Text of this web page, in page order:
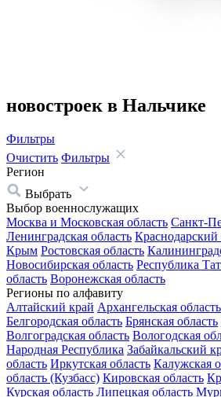
новостроек в Нальчике
Фильтры
Очистить Фильтры
Регион
Выбрать
Выбор военнослужащих
Москва и Московская область Санкт-
Ленинградская область Краснодарский
Крым Ростовская область
Новосибирская область Республика
область Воронежская область
Регионы по алфавиту
Алтайский край Архангельская область
Белгородская область Брянская область
Волгоградская область Вологодская
Народная Республика Забайкальский
область Иркутская область Калужская
область (Кузбасс) Кировская область
Курская область Липецкая область